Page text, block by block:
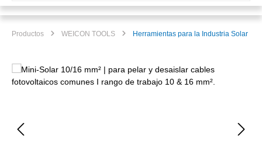
Productos WEICON TOOLS Herramientas para la Industria Solar
Omitir galería de imágenes